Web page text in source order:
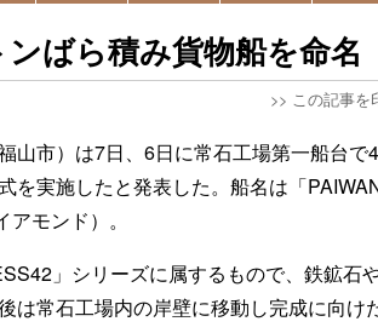
ばら積み貨物船を命名
>> この記事を
山市）は7日、6日に常石工場第一船台で
を実施したと発表した。船名は「
モンド）。
」シリーズに属するもので、鉄鉱石
は常石工場内の岸壁に移動し完成に向け